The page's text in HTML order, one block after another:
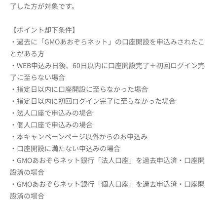
了した方が対象です。
【ポイント却下条件】
・過去に「GMOあおぞらネット」の口座開設を申込みされたこ
とがある方
・WEB申込み日後、60日以内に口座開設完了＋初回ログイン完
了に至らない場合
・指定日以内に口座開設に至らなかった場合
・指定日以内に初回ログイン完了に至らなかった場合
・法人口座で申込みの場合
・個人口座で申込みの場合
・本キャンペーンページ以外からのお申込み
・口座開設に満たない申込みの場合
・GMOあおぞらネット銀行「法人口座」を過去申込済・口座開
設済の場合
・GMOあおぞらネット銀行「個人口座」を過去申込済・口座開
設済の場合